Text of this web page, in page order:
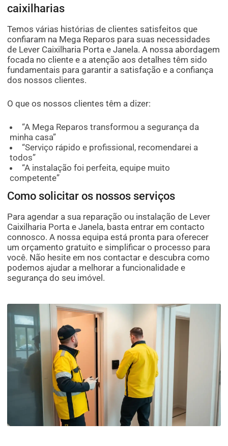
caixilharias
Temos várias histórias de clientes satisfeitos que
confiaram na Mega Reparos para suas necessidades
de Lever Caixilharia Porta e Janela. A nossa abordagem
focada no cliente e a atenção aos detalhes têm sido
fundamentais para garantir a satisfação e a confiança
dos nossos clientes.
O que os nossos clientes têm a dizer:
“A Mega Reparos transformou a segurança da
minha casa”
“Serviço rápido e profissional, recomendarei a
todos”
“A instalação foi perfeita, equipe muito
competente”
Como solicitar os nossos serviços
Para agendar a sua reparação ou instalação de Lever
Caixilharia Porta e Janela, basta entrar em contacto
connosco. A nossa equipa está pronta para oferecer
um orçamento gratuito e simplificar o processo para
você. Não hesite em nos contactar e descubra como
podemos ajudar a melhorar a funcionalidade e
segurança do seu imóvel.